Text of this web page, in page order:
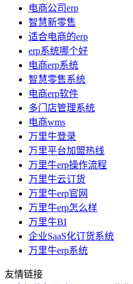
电商公司erp
智慧新零售
适合电商的erp
erp系统哪个好
电商erp系统
智慧零售系统
电商erp软件
多门店管理系统
电商wms
万里牛登录
万里平台加盟热线
万里牛erp操作流程
万里牛云订货
万里牛erp官网
万里牛erp怎么样
万里牛BI
企业SaaS化订货系统
万里牛erp系统
友情链接